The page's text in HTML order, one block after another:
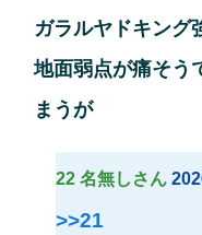
ガラルヤドキング
地面弱点が痛そう
まうが
22 名無しさん
>>21